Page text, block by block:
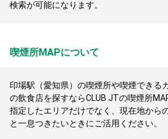
検索が可能になります。
喫煙所MAPについて
印場駅（愛知県）の喫煙所や喫煙できる
の飲食店を探すならCLUB JTの喫煙所
指定したエリアだけでなく、現在地から
と一息つきたいときにご活用ください。